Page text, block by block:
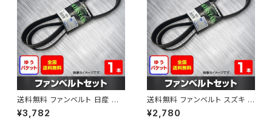
送料無料 ファンベルト 日産 キ
ューブ 型式Z12 H20.11～H24.
10 （国内トップメーカー） 1本 H
¥3,782
送料無料 ファンベルト スズキ ワ
ゴンR 型式MH34S H24.09～
H29.02 （国内トップメーカー）
¥2,780